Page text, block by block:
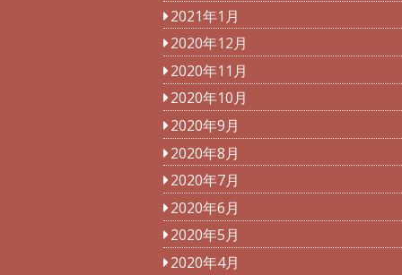
2021年1月
2020年12月
2020年11月
2020年10月
2020年9月
2020年8月
2020年7月
2020年6月
2020年5月
2020年4月